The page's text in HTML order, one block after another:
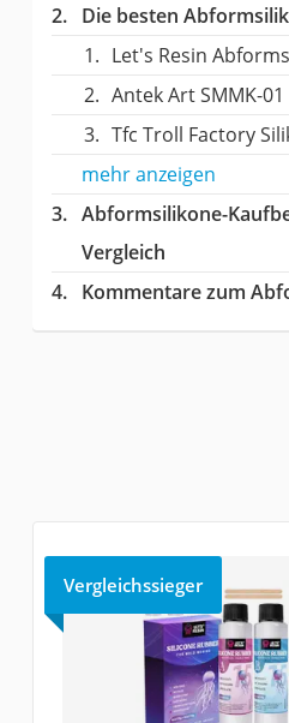
Die besten
Let's Resin
Antek Art SMMK-01
Tfc Troll Factory
mehr anzeigen
Abformsilikone-
Vergleich
Kommentare zum
Vergleichssieger